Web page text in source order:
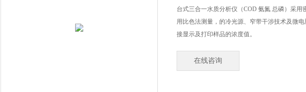
台式三合一水质分析仪（COD 氨氮 总磷）采用
用比色法测量，的冷光源、窄带干涉技术及微
接显示及打印样品的浓度值。
在线咨询